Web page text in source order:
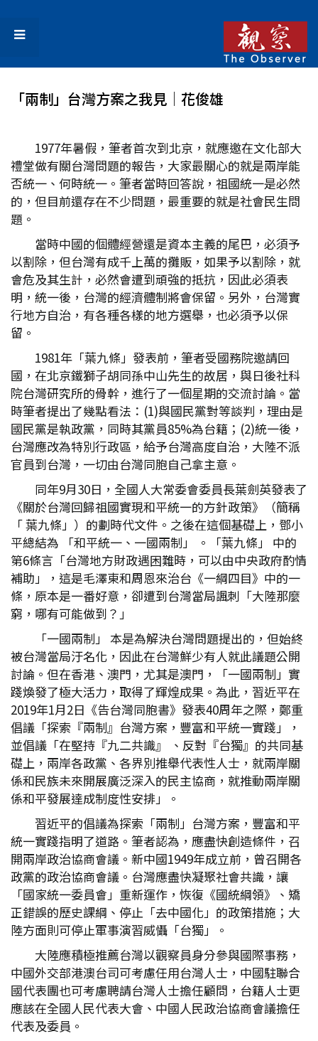
「兩制」台灣方案之我見│花俊雄
1977年暑假，筆者首次到北京，就應邀在文化部大
禮堂做有關台灣問題的報告，大家最關心的就是兩岸能
否統一、何時統一。筆者當時回答說，祖國統一是必然
的，但目前還存在不少問題，最重要的就是社會民生問
題。
當時中國的個體經營還是資本主義的尾巴，必須予
以割除，但台灣有成千上萬的攤販，如果予以割除，就
會危及其生計，必然會遭到頑強的抵抗，因此必須表
明，統一後，台灣的經濟體制將會保留。另外，台灣實
行地方自治，有各種各樣的地方選舉，也必須予以保
留。
1981年「葉九條」發表前，筆者受國務院邀請回
國，在北京鐵獅子胡同孫中山先生的故居，與日後社科
院台灣研究所的骨幹，進行了一個星期的交流討論。當
時筆者提出了幾點看法：(1)與國民黨對等談判，理由是
國民黨是執政黨，同時其黨員85%為台籍；(2)統一後，
台灣應改為特別行政區，給予台灣高度自治，大陸不派
官員到台灣，一切由台灣同胞自己拿主意。
同年9月30日，全國人大常委會委員長葉劍英發表了
《關於台灣回歸祖國實現和平統一的方針政策》（簡稱
「 葉九條」）的劃時代文件。之後在這個基礎上，鄧小
平總結為 「和平統一、一國兩制」 。「葉九條」 中的
第6條言「台灣地方財政遇困難時，可以由中央政府酌情
補助」，這是毛澤東和周恩來治台《一綱四目》中的一
條，原本是一番好意，卻遭到台灣當局諷刺「大陸那麼
窮，哪有可能做到？」
「一國兩制」 本是為解決台灣問題提出的，但始終
被台灣當局汙名化，因此在台灣鮮少有人就此議題公開
討論。但在香港、澳門，尤其是澳門，「一國兩制」實
踐煥發了極大活力，取得了輝煌成果。為此，習近平在
2019年1月2日《告台灣同胞書》發表40周年之際，鄭重
倡議「探索『兩制』台灣方案，豐富和平統一實踐」，
並倡議「在堅持『九二共識』 、反對『台獨』的共同基
礎上，兩岸各政黨、各界別推舉代表性人士，就兩岸關
係和民族未來開展廣泛深入的民主協商，就推動兩岸關
係和平發展達成制度性安排」。
習近平的倡議為探索「兩制」台灣方案，豐富和平
統一實踐指明了道路。筆者認為，應盡快創造條件，召
開兩岸政治協商會議。新中國1949年成立前，曾召開各
政黨的政治協商會議。台灣應盡快凝聚社會共識，讓
「國家統一委員會」重新運作，恢復《國統綱領》、矯
正錯誤的歷史課綱、停止「去中國化」的政策措施；大
陸方面則可停止軍事演習威懾「台獨」。
大陸應積極推薦台灣以觀察員身分參與國際事務，
中國外交部港澳台司可考慮任用台灣人士，中國駐聯合
國代表團也可考慮聘請台灣人士擔任顧問，台籍人士更
應該在全國人民代表大會、中國人民政治協商會議擔任
代表及委員。